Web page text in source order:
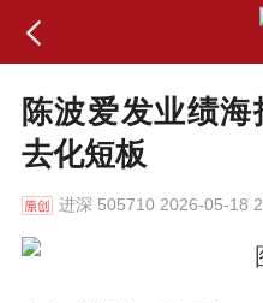
陈波爱发业绩
去化短板
进深 505710 2026-05-18